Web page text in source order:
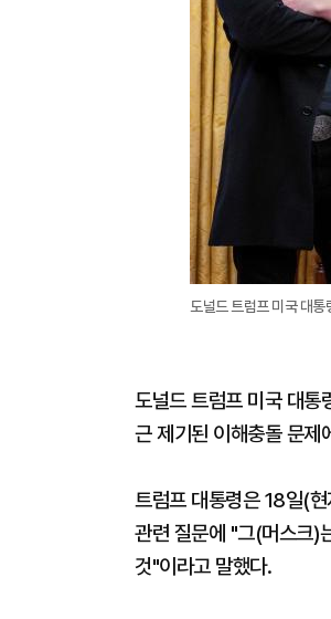
도널드 트럼프 미국 대
도널드 트럼프 미국 대
근 제기된 이해충돌 문제
트럼프 대통령은 18일(
관련 질문에 "그(머스크)
것"이라고 말했다.